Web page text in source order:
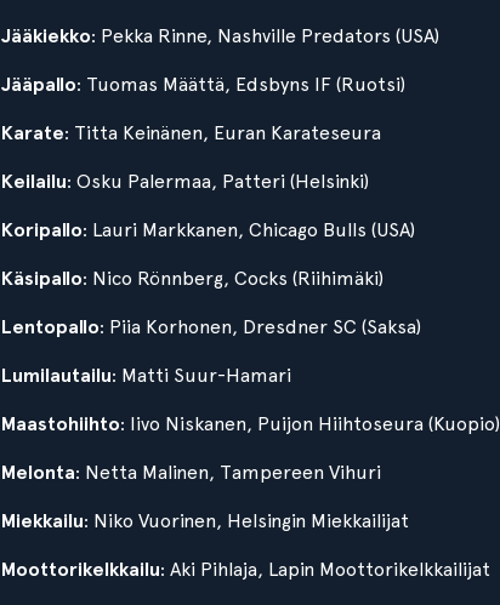
Jääkiekko: Pekka Rinne, Nashville Predators (USA)
Jääpallo: Tuomas Määttä, Edsbyns IF (Ruotsi)
Karate: Titta Keinänen, Euran Karateseura
Keilailu: Osku Palermaa, Patteri (Helsinki)
Koripallo: Lauri Markkanen, Chicago Bulls (USA)
Käsipallo: Nico Rönnberg, Cocks (Riihimäki)
Lentopallo: Piia Korhonen, Dresdner SC (Saksa)
Lumilautailu: Matti Suur-Hamari
Maastohiihto: Iivo Niskanen, Puijon Hiihtoseura (Kuopio)
Melonta: Netta Malinen, Tampereen Vihuri
Miekkailu: Niko Vuorinen, Helsingin Miekkailijat
Moottorikelkkailu: Aki Pihlaja, Lapin Moottorikelkkailijat